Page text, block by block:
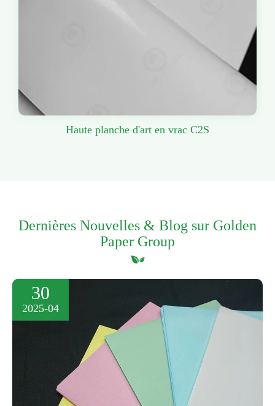
Haute planche d'art en vrac C2S
Dernières Nouvelles & Blog sur Golden
Paper Group
30
2025-04